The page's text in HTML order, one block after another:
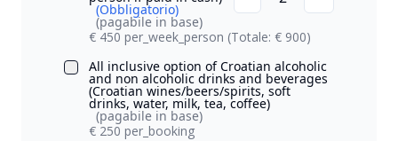
(Obbligatorio)
(pagabile in base)
€ 450 per_week_person (Totale: € 900)
All inclusive option of Croatian alcoholic
and non alcoholic drinks and beverages
(Croatian wines/beers/spirits, soft
drinks, water, milk, tea, coffee)
(pagabile in base)
€ 250 per_booking